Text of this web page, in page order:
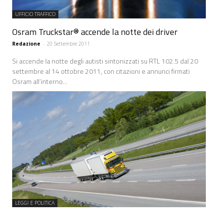
UFFICIO TRAFFICO
Osram Truckstar® accende la notte dei driver
Redazione - 20 Settembre 2011
Si accende la notte degli autisti sintonizzati su RTL 102.5 dal 20
settembre al 14 ottobre 2011, con citazioni e annunci firmati
Osram all’interno...
LEGGI E POLITICA